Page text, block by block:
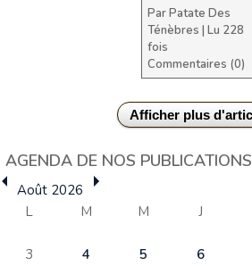
ParPatate Des
Ténèbres | Lu 228
fois
Commentaires (0)
AGENDA DE NOS PUBLICATIONS
Août 2026
L
M M J
3
4 5 6